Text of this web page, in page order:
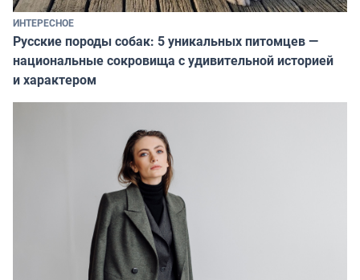
ИНТЕРЕСНОЕ
Русские породы собак: 5 уникальных питомцев —
национальные сокровища с удивительной историей
и характером